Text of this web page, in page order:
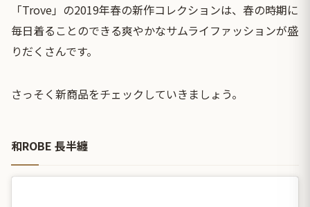
「Trove」の2019年春の新作コレクションは、春の時期に
毎日着ることのできる爽やかなサムライファッションが盛
りだくさんです。
さっそく新商品をチェックしていきましょう。
和ROBE 長半纏